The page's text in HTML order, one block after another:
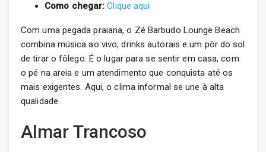
Como chegar: Clique aqui
Com uma pegada praiana, o Zé Barbudo Lounge Beach
combina música ao vivo, drinks autorais e um pôr do sol
de tirar o fôlego. É o lugar para se sentir em casa, com
o pé na areia e um atendimento que conquista até os
mais exigentes. Aqui, o clima informal se une à alta
qualidade.
Almar Trancoso